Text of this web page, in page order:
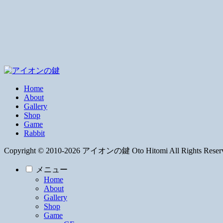
Home
About
Gallery
Shop
Game
Rabbit
Copyright © 2010-2026 アイオンの鍵 Oto Hitomi All Rights
メニュー
Home
About
Gallery
Shop
Game